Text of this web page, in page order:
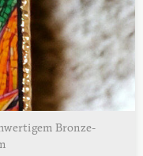
Bronze-